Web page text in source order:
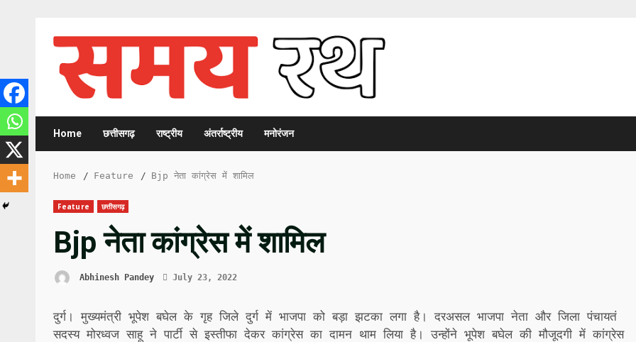
content
Home छत्तीसगढ़ राष्ट्रीय अंतर्राष्ट्रीय मनोरंजन
Home Feature Bjp नेता कांग्रेस में शामिल
Feature छत्तीसगढ़
Bjp नेता कांग्रेस में शामिल
Abhinesh Pandey July 23, 2022
दुर्ग। मुख्यमंत्री भूपेश बघेल के गृह जिले दुर्ग में भाजपा को बड़ा झटका लगा है। दरअसल भाजपा नेता और जिला पंचायतं
सदस्य मोरध्वज साहू ने पार्टी से इस्तीफा देकर कांग्रेस का दामन थाम लिया है। उन्होंने भूपेश बघेल की मौजूदगी में कांग्रेस